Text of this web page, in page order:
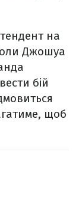
на
Джошуа
бій
щоб